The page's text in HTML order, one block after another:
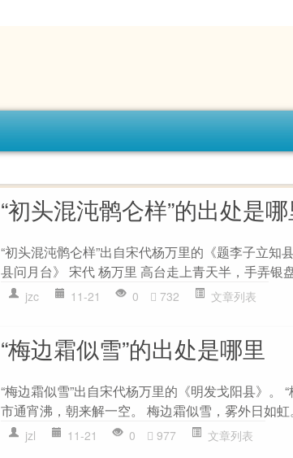
“初头混沌鹘仑样”的出处是哪
“初头混沌鹘仑样”出自宋代杨万里的《题李子立知
县问月台》 宋代 杨万里 高台走上青天半，手弄银
jzc 11-21 0 732 文章列表
“梅边霜似雪”的出处是哪里
“梅边霜似雪”出自宋代杨万里的《明发戈阳县》。
市通宵沸，朝来解一空。 梅边霜似雪，雾外日如虹
jzl 11-21 0 977 文章列表